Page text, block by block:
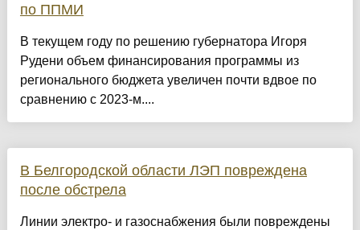
по ППМИ
В текущем году по решению губернатора Игоря
Рудени объем финансирования программы из
регионального бюджета увеличен почти вдвое по
сравнению с 2023-м....
В Белгородской области ЛЭП повреждена
после обстрела
Линии электро- и газоснабжения были повреждены